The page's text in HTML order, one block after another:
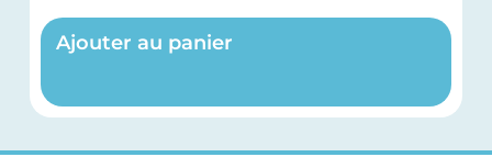
Ajouter au panier